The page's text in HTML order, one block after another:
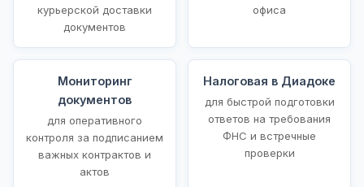
курьерской доставки
документов
офиса
Мониторинг
документов
для оперативного
контроля за подписанием
важных контрактов и
актов
Налоговая в Диадоке
для быстрой подготовки
ответов на требования
ФНС и встречные
проверки